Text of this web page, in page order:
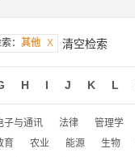
： 其他 X 清空检索
H I J K L
子与通讯 法律 管理学
育 农业 能源 生物